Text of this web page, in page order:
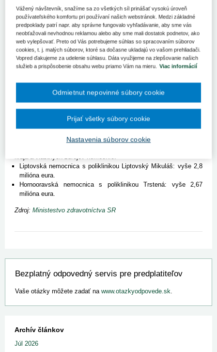
Liptovskej nemocnici s poliklinikou MUDr. Ivana Stodolu
Liptovský Mikuláš v piatok slávnostne prevzali od
zhotoviteľov a dodávateľov nové pracoviská magnetickej
rezonancie (MRI). Kľúčovú časť – samotnú MRI technológiu –
financoval Plán obnovy a odolnosti SR.
Nové pracoviská magnetickej rezonancie prinesú rýchlejšiu a
presnejšiu diagnostiku pre hospitalizovaných aj ambulantných
nastavení všetkých potrebných procesov vyšetria prvých
pacientov na jeseň tohto roku. Otvorenie oboch pracovísk rozšíri
diagnostické možnosti nemocníc a zvýši dostupnosť
Celková výška investícií do vybudovania oboch pracovísk
presiahla 6,5 milióna eur. Financovanie bolo zabezpečené zo
kraja a vlastných zdrojov nemocníc.
Liptovská nemocnica s poliklinikou Liptovský Mikuláš: vyše 2,8
milióna eura.
Hornooravská nemocnica s poliklinikou Trstená: vyše 2,67
milióna eura.
Zdroj: Ministestvo zdravotníctva SR
Bezplatný odpovedný servis pre predplatiteľov
Vaše otázky môžete zadať na www.otazkyodpovede.sk.
Archív článkov
Júl 2026
Vážený návštevník, snažíme sa zo všetkých síl prinášať vysokú úroveň
používateľského komfortu pri používaní našich webstránok. Medzi základné
predpoklady patrí napr. aby správne fungovalo vyhľadávanie, aby sme vás
neobťažovali nevhodnou reklamou alebo aby sme mali dostatok podnetov, ako
web vylepšovať. Preto od Vás potrebujeme súhlas so spracovaním súborov
cookies, t. j. malých súborov, ktoré sa dočasne ukladajú vo vašom prehliadači.
Vopred ďakujeme za udelenie súhlasu. Dáta využijeme na zlepšovanie našich
služieb a prispôsobenie obsahu webu priamo Vám na mieru.
Viac informácií
Nastavenia súborov cookie
Odmietnut nepovinné súbory cookie
Prijať všetky súbory cookie